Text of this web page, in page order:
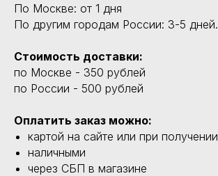
По Москве: от 1 дня
По другим городам России: 3-5 дней.
Стоимость доставки:
по Москве - 350 рублей
по России - 500 рублей
Оплатить заказ можно:
картой на сайте или при получении
наличными
через СБП в магазине